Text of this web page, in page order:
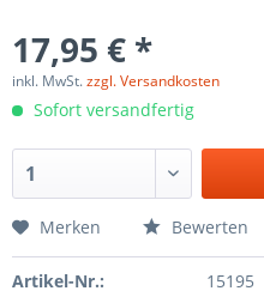
17,95 € *
inkl. MwSt.zzgl. Versandkosten
Sofort versandfertig
Merken Bewerten
Artikel-Nr.: 15195